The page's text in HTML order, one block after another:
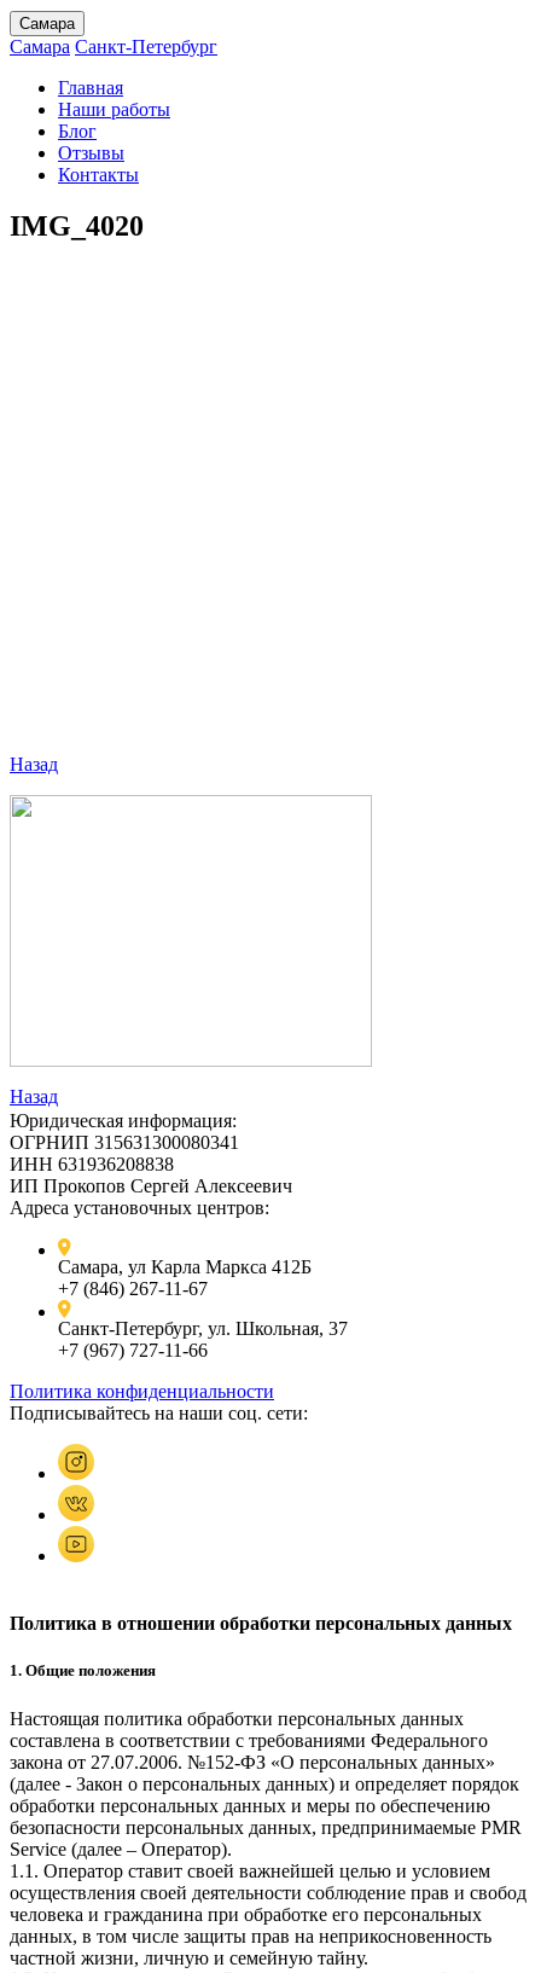
Самара
Самара Санкт-Петербург
Главная
Наши работы
Блог
Отзывы
Контакты
IMG_4020
Назад
Назад
Юридическая информация:
ОГРНИП 315631300080341
ИНН 631936208838
ИП Прокопов Сергей Алексеевич
Адреса установочных центров:
Самара, ул Карла Маркса 412Б
+7 (846) 267-11-67
Санкт-Петербург, ул. Школьная, 37
+7 (967) 727-11-66
Политика конфиденциальности
Подписывайтесь на наши соц. сети:
Политика в отношении обработки персональных данных
1. Общие положения
Настоящая политика обработки персональных данных
составлена в соответствии с требованиями Федерального
закона от 27.07.2006. №152-ФЗ «О персональных данных»
(далее - Закон о персональных данных) и определяет порядок
обработки персональных данных и меры по обеспечению
безопасности персональных данных, предпринимаемые PMR
Service (далее – Оператор).
1.1. Оператор ставит своей важнейшей целью и условием
осуществления своей деятельности соблюдение прав и свобод
человека и гражданина при обработке его персональных
данных, в том числе защиты прав на неприкосновенность
частной жизни, личную и семейную тайну.